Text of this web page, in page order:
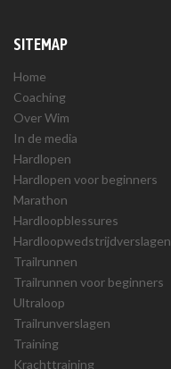
SITEMAP
Home
Coaching
Over Wim
In de media
Hardlopen
Hardlopen voor beginners
Marathon
Hardloopblessures
Hardloopwedstrijdverslagen
Trailrunnen
Trailrunnen voor beginners
Ultraloop
Trailrunverslagen
Training
Krachttraining